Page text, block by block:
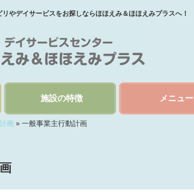
やデイサービスをお探しならほほえみ＆ほほえみプラスへ！
施設の特徴 メニュー
画 » 一般事業主行動計画